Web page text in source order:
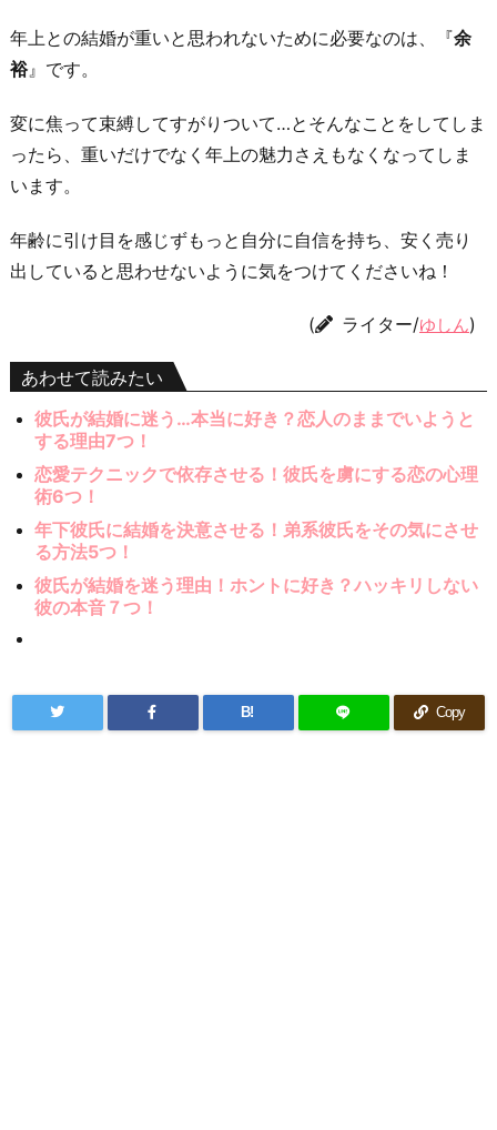
年上との結婚が重いと思われないために必要なのは、『余
裕』です。
変に焦って束縛してすがりついて…とそんなことをしてしま
ったら、重いだけでなく年上の魅力さえもなくなってしま
います。
年齢に引け目を感じずもっと自分に自信を持ち、安く売り
出していると思わせないように気をつけてくださいね！
( ライター/ゆしん)
あわせて読みたい
彼氏が結婚に迷う…本当に好き？恋人のままでいようと
する理由7つ！
恋愛テクニックで依存させる！彼氏を虜にする恋の心理
術6つ！
年下彼氏に結婚を決意させる！弟系彼氏をその気にさせ
る方法5つ！
彼氏が結婚を迷う理由！ホントに好き？ハッキリしない
彼の本音７つ！
B! Copy